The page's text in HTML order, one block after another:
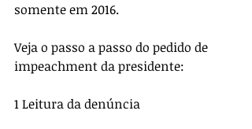
somente em 2016.
Veja o passo a passo do pedido de
impeachment da presidente:
1 Leitura da denúncia